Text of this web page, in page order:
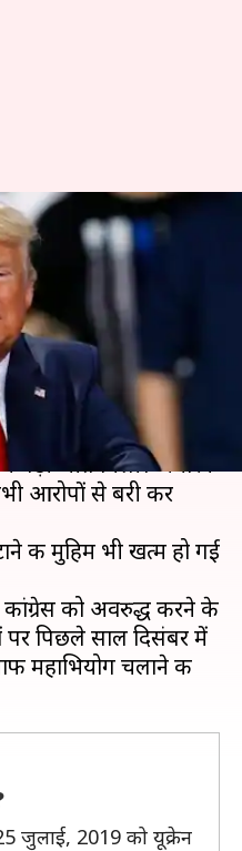
रहेंगे ट्रंप,
सभी आरोपों से
am
ट्रंप को उनके
जीत मिली। अमेरिकी
आरोपों से बरी कर
की मुहिम भी खत्म हो गई
कांग्रेस को अवरुद्ध करने के
पर पिछले साल दिसंबर में
महाभियोग चलाने की
जुलाई, 2019 को यूक्रेन